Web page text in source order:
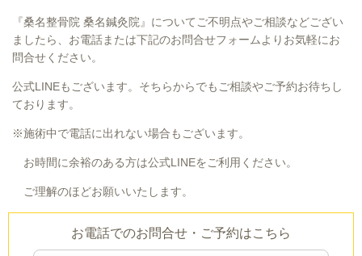
『桑名整骨院 桑名鍼灸院』についてご不明点やご相談などござい
ましたら、お電話または下記のお問合せフォームよりお気軽にお
問合せください。
公式LINEもございます。そちらからでもご相談やご予約お待ちし
ております。
※施術中で電話に出れない場合もございます。
お時間に余裕のある方は公式LINEをご利用ください。
ご理解のほどお願いいたします。
お電話でのお問合せ・ご予約はこちら